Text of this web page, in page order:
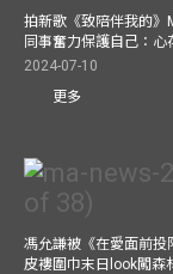
拍新歌《致陪伴我的》
同事奮力保護自己：
2024-07-10
更多
馮允謙被《在愛面前投
皮褸圍巾末日look闖森